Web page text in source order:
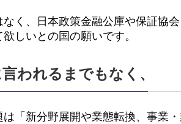
く、日本政策金融公庫や保証協
しいとの国の願いです。
われるまでもなく、
「新分野展開や業態転換、事業